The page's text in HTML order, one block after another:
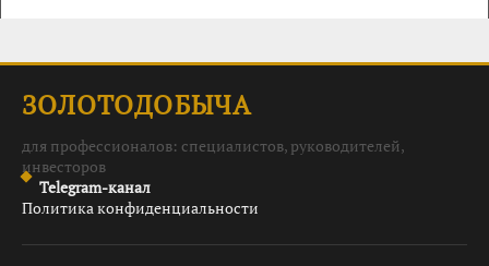
ЗОЛОТОДОБЫЧА
для профессионалов: специалистов, руководителей,
инвесторов
Telegram-канал
Политика конфиденциальности